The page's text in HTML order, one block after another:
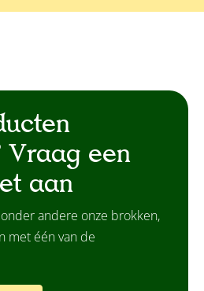
Vraag een
aan
andere onze brokken,
met één van de